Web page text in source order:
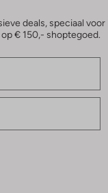
deals, speciaal voor
€ 150,- shoptegoed.